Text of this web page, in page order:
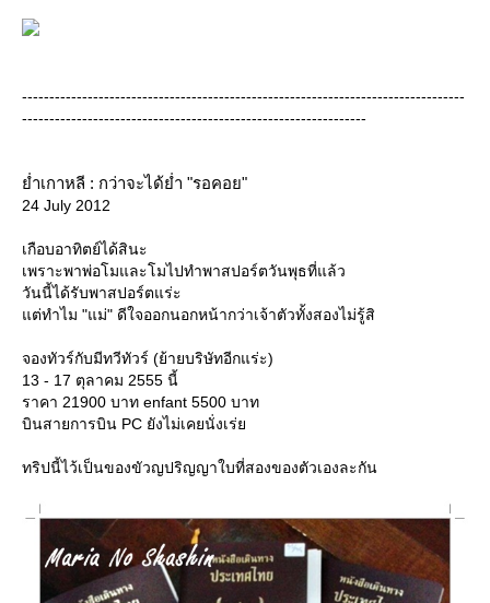
---------------------------------------------------------------------------------
---------------------------------------------------------------
่ำเกาหลี : กว่าจะได้ย่ำ "รอคอย"
24 July 2012
เกือบอาทิตย์ได้สินะ
เพราะพาพ่อโมและโมไปทำพาสปอร์ตวันพุธที่แล้ว
วันนี้ได้รับพาสปอร์ตแร่ะ
ต่ทำไม "แม่" ดีใจออกนอกหน้ากว่าเจ้าตัวทั้งสองไม่รู้สิ
จองทัวร์กับมีทวีทัวร์ (ย้ายบริษัทอีกแร่ะ)
13 - 17 ตุลาคม 2555 นี้
ราคา 21900 บาท enfant 5500 บาท
บินสายการบิน PC ยังไม่เคยนั่งเร่
ทริปนี้ไว้เป็นของขัวญปริญญาใบที่สองของตัวเองละกัน